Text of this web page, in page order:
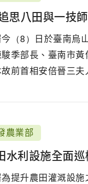
思八田與一技
（8）日於臺南烏
季部長、臺南市
前首相安倍晉三夫
農業部
水利設施全面
提升農田灌溉設